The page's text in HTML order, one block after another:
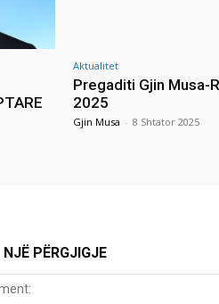
Aktualitet
Pregaditi Gjin Musa-
2025
Gjin Musa - 8 Shtator 2025
NJË PËRGJIGJE